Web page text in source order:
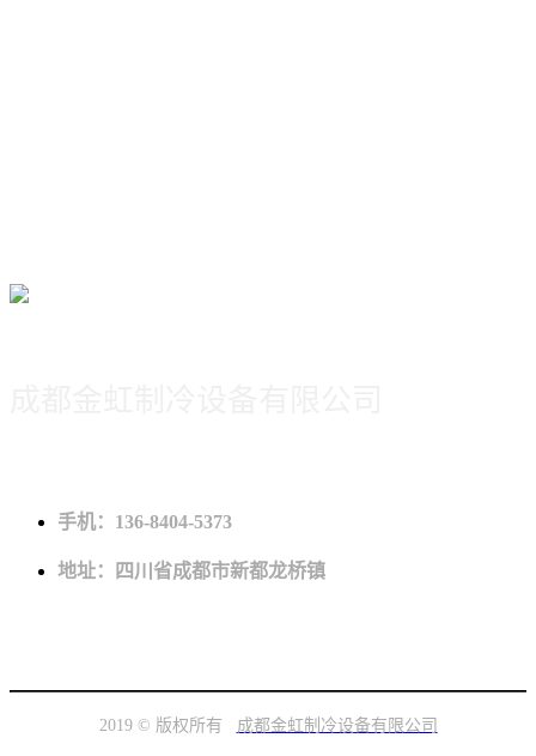
手机：136-8404-5373
地址：四川省成都市新都龙桥镇
2019 © 版权所有 成都金虹制冷设备有限公司